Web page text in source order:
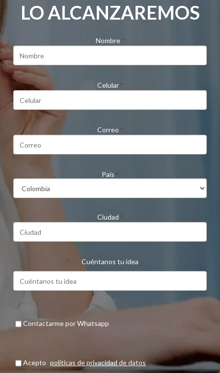
LO ALCANZAREMOS
Nombre *
Celular *
Correo *
País *
Ciudad *
Cuéntanos tu idea
Contactarme por Whatsapp
Acepto políticas de privacidad de datos